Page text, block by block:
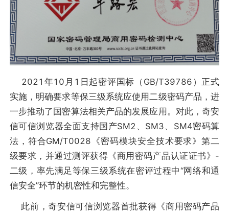
2021年10月1日起密评国标（GB/T39786）正式
实施，明确要求等保三级系统应使用二级密码产品，进
一步推动了国密算法相关产品的发展应用。对此，奇安
信可信浏览器全面支持国产SM2、SM3、SM4密码算
法，符合GM/T0028《密码模块安全技术要求》第二
级要求，并通过测评获得《商用密码产品认证证书》-
二级，率先满足等保三级系统在密评过程中“网络和通
信安全”环节的机密性和完整性。
此前，奇安信可信浏览器首批获得《商用密码产品